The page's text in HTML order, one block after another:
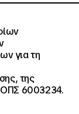
για τη
της
ΟΠΣ 6003234.